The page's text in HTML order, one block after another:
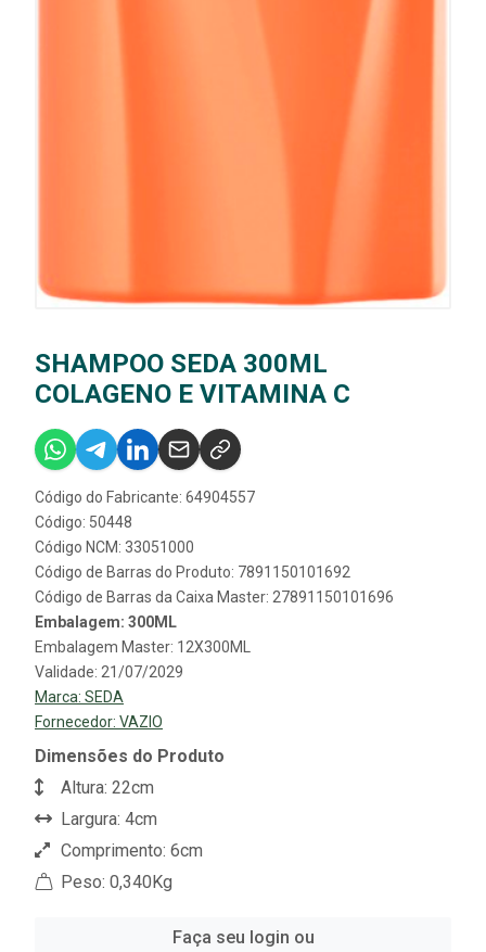
SHAMPOO SEDA 300ML
COLAGENO E VITAMINA C
Código do Fabricante: 64904557
Código: 50448
Código NCM: 33051000
Código de Barras do Produto: 7891150101692
Código de Barras da Caixa Master: 27891150101696
Embalagem: 300ML
Embalagem Master: 12X300ML
Validade: 21/07/2029
Marca: SEDA
Fornecedor: VAZIO
Dimensões do Produto
Altura: 22cm
Largura: 4cm
Comprimento: 6cm
Peso: 0,340Kg
Faça seu login ou